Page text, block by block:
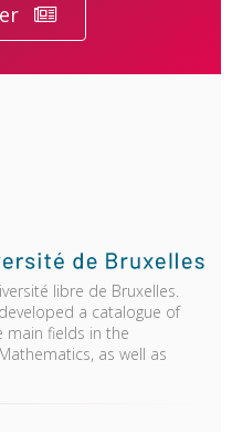
libre de Bruxelles.
a catalogue of
main fields in the
as well as